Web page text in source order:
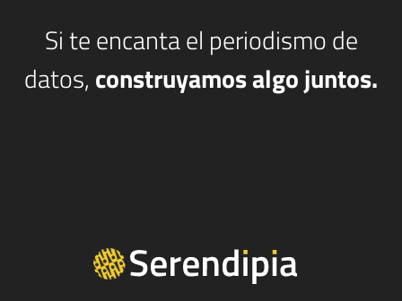
Si te encanta el periodismo de
datos, construyamos algo juntos.